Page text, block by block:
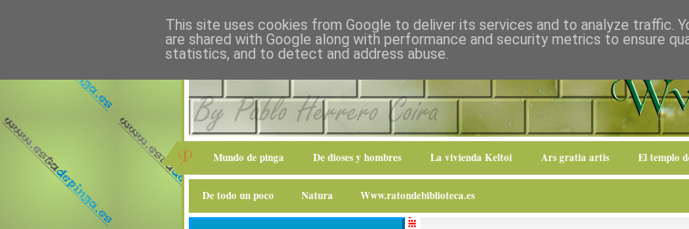
Mundo de pinga De dioses y hombres La vivienda Keltoi Ars gratia artis El templo
De todo un poco Natura Www.ratondebiblioteca.es
This site uses cookies from Google to deliver its services and to analyze traffic.
are shared with Google along with performance and security metrics to ensure
statistics, and to detect and address abuse.